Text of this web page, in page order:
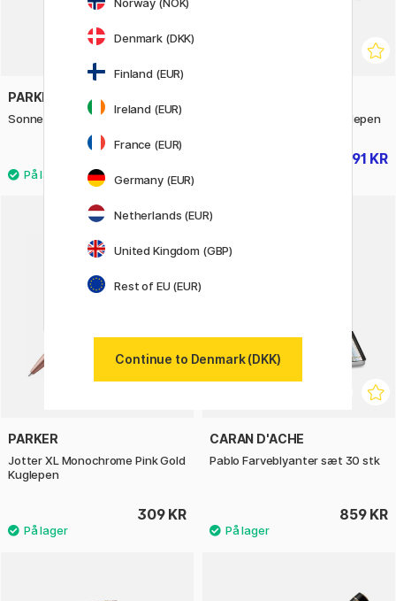
PARKER
Sonnet Blue/Chrome Rollerball Sonnet Black/Chrome Fyldepen
1391 KR
PARKER
Jotter XL Monochrome Pink Gold
Kuglepen
309 KR
CARAN D'ACHE
Pablo Farveblyanter sæt 30 stk
859 KR
Denmark (DKK)
Finland (EUR)
Ireland (EUR)
France (EUR)
Germany (EUR)
Netherlands (EUR)
United Kingdom (GBP)
Rest of EU (EUR)
Continue to Denmark (DKK)